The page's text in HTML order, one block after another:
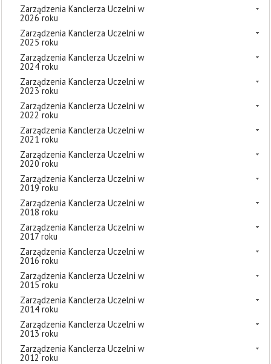
Zarządzenia Kanclerza Uczelni w
2026 roku
Zarządzenia Kanclerza Uczelni w
2025 roku
Zarządzenia Kanclerza Uczelni w
2024 roku
Zarządzenia Kanclerza Uczelni w
2023 roku
Zarządzenia Kanclerza Uczelni w
2022 roku
Zarządzenia Kanclerza Uczelni w
2021 roku
Zarządzenia Kanclerza Uczelni w
2020 roku
Zarządzenia Kanclerza Uczelni w
2019 roku
Zarządzenia Kanclerza Uczelni w
2018 roku
Zarządzenia Kanclerza Uczelni w
2017 roku
Zarządzenia Kanclerza Uczelni w
2016 roku
Zarządzenia Kanclerza Uczelni w
2015 roku
Zarządzenia Kanclerza Uczelni w
2014 roku
Zarządzenia Kanclerza Uczelni w
2013 roku
Zarządzenia Kanclerza Uczelni w
2012 roku